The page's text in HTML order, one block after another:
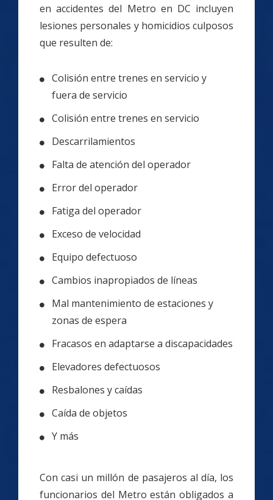
en accidentes del Metro en DC incluyen
lesiones personales y homicidios culposos
que resulten de:
Colisión entre trenes en servicio y
fuera de servicio
Colisión entre trenes en servicio
Descarrilamientos
Falta de atención del operador
Error del operador
Fatiga del operador
Exceso de velocidad
Equipo defectuoso
Cambios inapropiados de líneas
Mal mantenimiento de estaciones y
zonas de espera
Fracasos en adaptarse a discapacidades
Elevadores defectuosos
Resbalones y caídas
Caída de objetos
Y más
Con casi un millón de pasajeros al día, los
funcionarios del Metro están obligados a